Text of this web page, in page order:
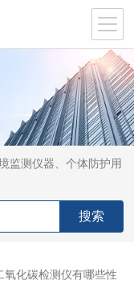
监测仪器、个体防护用
氧化碳检测仪有哪些性